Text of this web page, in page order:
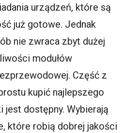
urządzeń, które są
już gotowe. Jednak
nie zwraca zbyt dużej
modułów
Część z
kupić najlepszego
jest dostępny. Wybierają
które robią dobrej jakości